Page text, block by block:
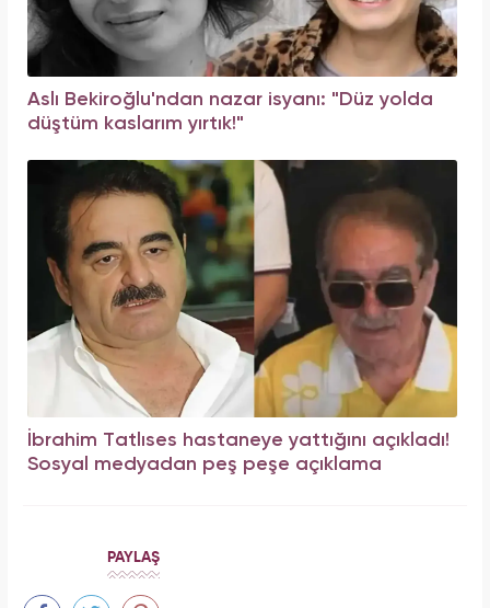
Aslı Bekiroğlu'ndan nazar isyanı: "Düz yolda
düştüm kaslarım yırtık!"
İbrahim Tatlıses hastaneye yattığını açıkladı!
Sosyal medyadan peş peşe açıklama
PAYLAŞ